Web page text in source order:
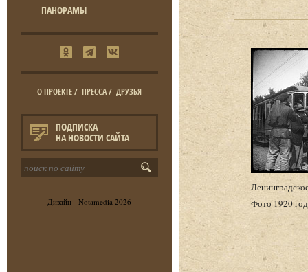
ПАНОРАМЫ
О ПРОЕКТЕ/ ПРЕССА/ ДРУЗЬЯ
ПОДПИСКА
НА НОВОСТИ САЙТА
Дизайн - Notamedia 2026
Фото 1920